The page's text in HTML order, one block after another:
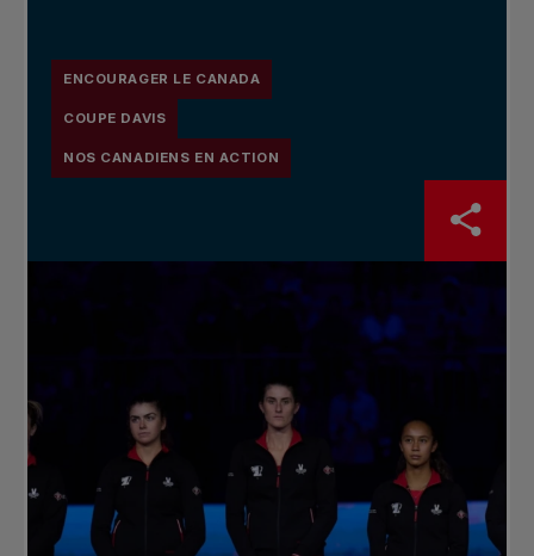
ENCOURAGER LE CANADA
COUPE DAVIS
NOS CANADIENS EN ACTION